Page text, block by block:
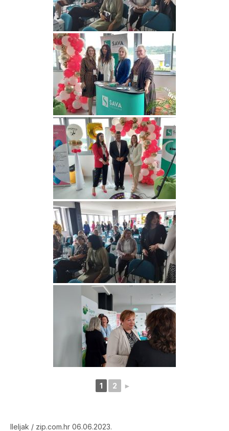
1 2 ►
lleljak / zip.com.hr 06.06.2023.